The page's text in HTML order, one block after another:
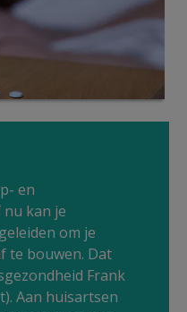
en
nu kan je
om je
te bouwen. Dat
Frank
Aan huisartsen